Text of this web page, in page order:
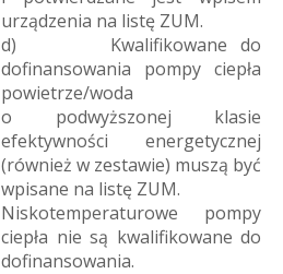
urządzenia na listę ZUM.
d) Kwalifikowane do
dofinansowania pompy ciepła
powietrze/woda
o podwyższonej klasie
efektywności energetycznej
(również w zestawie) muszą być
wpisane na listę ZUM.
Niskotemperaturowe pompy
ciepła nie są kwalifikowane do
dofinansowania.